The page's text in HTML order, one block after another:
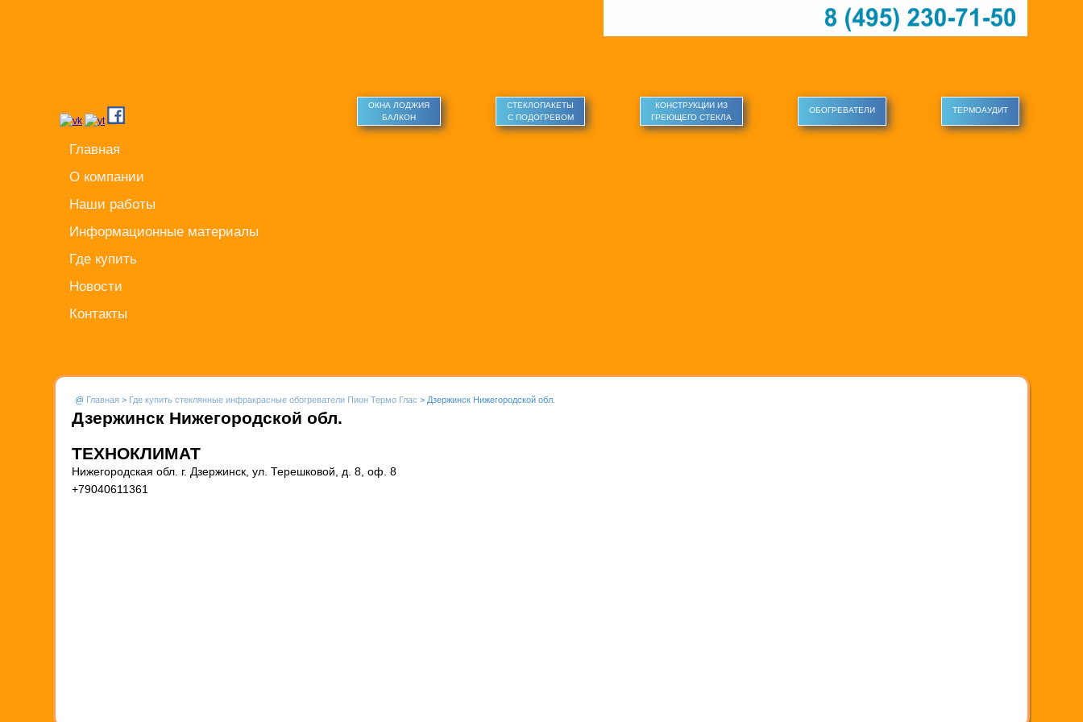
ОКНА ЛОДЖИЯ
БАЛКОН
СТЕКЛОПАКЕТЫ
С ПОДОГРЕВОМ
КОНСТРУКЦИИ ИЗ
ГРЕЮЩЕГО СТЕКЛА
ОБОГРЕВАТЕЛИ ТЕРМОАУДИТ
Главная
О компании
Наши работы
Информационные материалы
Где купить
Новости
Контакты
@ Главная > Где купить стеклянные инфракрасные обогреватели Пион Термо Глас > Дзержинск Нижегородской обл.
Дзержинск Нижегородской обл.
ТЕХНОКЛИМАТ
Нижегородская обл. г. Дзержинск, ул. Терешковой, д. 8, оф. 8
+79040611361